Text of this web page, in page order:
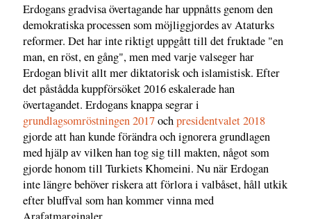
Erdogans gradvisa övertagande har uppnåtts genom den
demokratiska processen som möjliggjordes av Ataturks
reformer. Det har inte riktigt uppgått till det fruktade "en
man, en röst, en gång", men med varje valseger har
Erdogan blivit allt mer diktatorisk och islamistisk. Efter
det påstådda kuppförsöket 2016 eskalerade han
övertagandet. Erdogans knappa segrar i
grundlagsomröstningen 2017ochpresidentvalet 2018
gjorde att han kunde förändra och ignorera grundlagen
med hjälp av vilken han tog sig till makten, något som
gjorde honom till Turkiets Khomeini. Nu när Erdogan
inte längre behöver riskera att förlora i valbåset, håll utkik
efter bluffval som han kommer vinna med